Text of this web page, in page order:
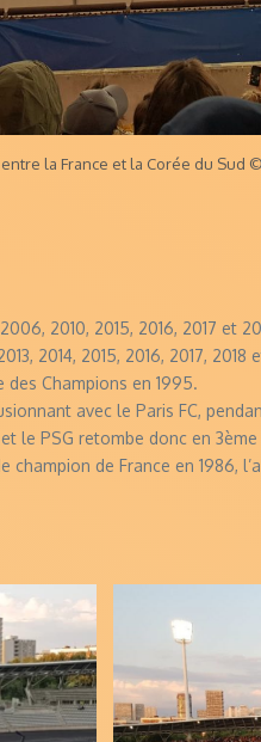
la France et la Corée du Sud
2010, 2015, 2016, 2017 et
2014, 2015, 2016, 2017, 2018
des Champions en 1995.
avec le Paris FC,
le PSG retombe donc en
de France en 1986,